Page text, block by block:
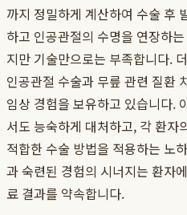
까지 정밀하게 계산하여 수술 후
하고 인공관절의 수명을 연장하
지만 기술만으로는 부족합니다.
인공관절 수술과 무릎 관련 질환
임상 경험을 보유하고 있습니다.
서도 능숙하게 대처하고, 각 환자
적합한 수술 방법을 적용하는 노
과 숙련된 경험의 시너지는 환자
료 결과를 약속합니다.